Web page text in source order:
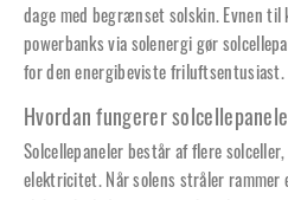
dage med begrænset solskin. Evnen
powerbanks via solenergi gør
for den energibeviste friluftsentusiast.
Hvordan fungerer
Solcellepaneler består af flere
elektricitet. Når solens stråler rammer